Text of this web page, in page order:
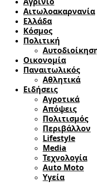
Αιτωλοακαρνανία
Ελλάδα
Κόσμος
Πολιτική
Οικονομία
Παναιτωλικός
Αθλητικά
Ειδήσεις
Αγροτικά
Απόψεις
Πολιτισμός
Περιβάλλον
Lifestyle
Media
Τεχνολογία
Auto Moto
Υγεία